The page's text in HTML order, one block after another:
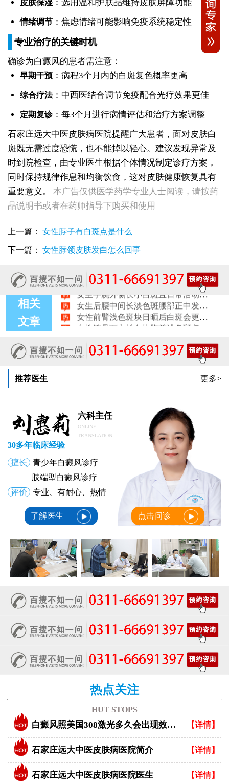
皮肤保湿：选用温和护肤品维持皮肤屏障功能
情绪调节：焦虑情绪可能影响免疫系统稳定性
专业治疗的关键时机
确诊为白癜风的患者需注意：
早期干预：病程3个月内的白斑复色概率更高
综合疗法：中西医结合调节免疫配合光疗效果更佳
定期复诊：每3个月进行病情评估和治疗方案调整
石家庄远大中医皮肤病医院提醒广大患者，面对皮肤白
斑既无需过度恐慌，也不能掉以轻心。建议发现异常及
时到院检查，由专业医生根据个体情况制定诊疗方案，
同时保持规律作息和均衡饮食，这对皮肤健康恢复具有
重要意义。
本广告仅供医学药学专业人士阅读，请按药
品说明书或者在药师指导下购买和使用
上一篇： 女性脖子有白斑点是什么
下一篇： 女性脖领皮肤发白怎么回事
相关
文章
女性全身零星长浅白点多处小块白斑是什么
女性手指关节长小白块指关节发白会不会扩
女性尾椎骨白斑是白癜风吗后背浅色皮损判断
女生腰窝长白斑凹陷脱色 警惕白癜风迹象
女性肩膀后侧长白块后背肩颈连接处发白怎么回事
女生鼻翼下方长淡白斑怎么回事？鼻下皮肤发白原因详解
女性膝盖后方腿窝淡白斑是怎么回事 隐蔽处白斑咨询
女性脸颊边缘长淡色块边界模糊白斑是怎么回事
女生手腕外侧长小白斑且日常活动发白，警惕白癜风信号
女生后腰中间长淡色斑腰部正中发白要紧吗
女性前臂浅色斑块日晒后白斑会更明显吗
女性锁骨下方长白块胸前浅色斑点会不会变白癜风
女生脚趾甲旁长白点甲周皮肤变白怎么了
推荐医生 更多>
六科主任
ONLINE
TRANSLATION
30多年临床经验
擅长
青少年白癜风诊疗
肢端型白癜风诊疗
评价
专业、有耐心、热情
了解医生 点击问诊
热点关注
HUT STOPS
白癜风照美国308激光多久会出现效果？ 【详情】
石家庄远大中医皮肤病医院简介 【详情】
石家庄远大中医皮肤病医院医生 【详情】